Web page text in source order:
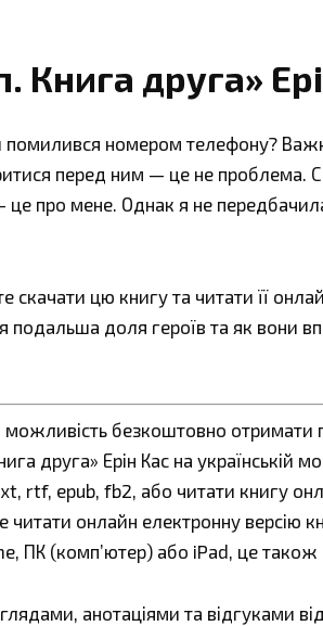
Книга друга»
номером телефону?
перед ним — це не проблема.
це про мене. Однак я не
скачати цю книгу та читати її
подальша доля героїв та як вони
можливість безкоштовно отримати
друга» Ерін Кас на українській
rtf, epub, fb2, або читати книгу
читати онлайн електронну версію
ПК (комп’ютер) або iPad, це
анотаціями та відгуками